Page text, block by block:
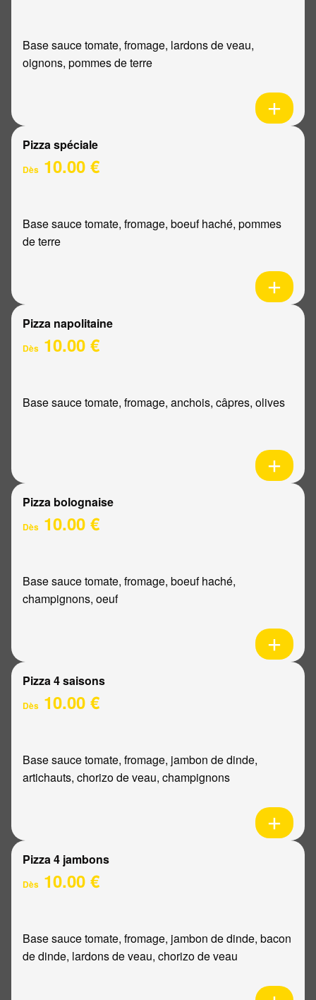
Base sauce tomate, fromage, lardons de veau,
oignons, pommes de terre
Pizza spéciale
Dès 10.00 €
Base sauce tomate, fromage, boeuf haché, pommes
de terre
Pizza napolitaine
Dès 10.00 €
Base sauce tomate, fromage, anchois, câpres, olives
Pizza bolognaise
Dès 10.00 €
Base sauce tomate, fromage, boeuf haché,
champignons, oeuf
Pizza 4 saisons
Dès 10.00 €
Base sauce tomate, fromage, jambon de dinde,
artichauts, chorizo de veau, champignons
Pizza 4 jambons
Dès 10.00 €
Base sauce tomate, fromage, jambon de dinde, bacon
de dinde, lardons de veau, chorizo de veau